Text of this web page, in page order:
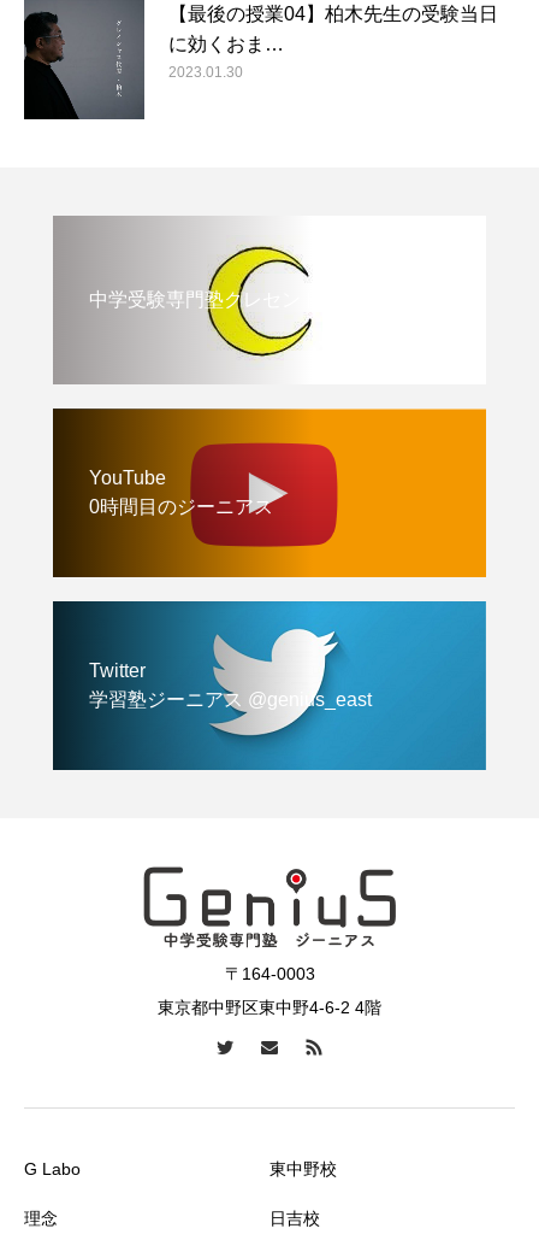
【最後の授業04】柏木先生の受験当日
に効くおま…
2023.01.30
中学受験専門塾クレセント
YouTube
0時間目のジーニアス
Twitter
学習塾ジーニアス @genius_east
〒164-0003
東京都中野区東中野4-6-2 4階
G Labo
理念
東中野校
日吉校